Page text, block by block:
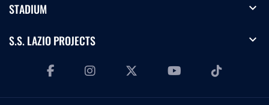
STADIUM expand_more
S.S. LAZIO PROJECTS expand_more